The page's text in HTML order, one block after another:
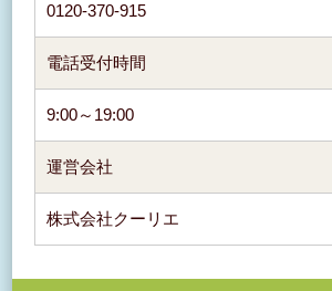
0120-370-915
電話受付時間
9:00～19:00
運営会社
株式会社クーリエ